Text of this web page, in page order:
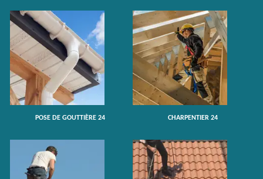
POSE DE GOUTTIÈRE 24 CHARPENTIER 24